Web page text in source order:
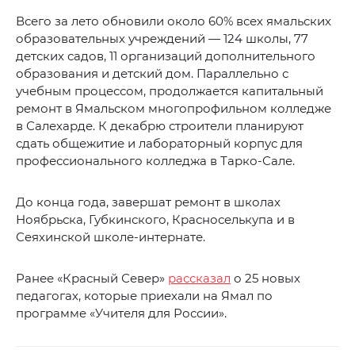
Всего за лето обновили около 60% всех ямальских
образовательных учреждений — 124 школы, 77
детских садов, 11 организаций дополнительного
образования и детский дом. Параллельно с
учебным процессом, продолжается капитальный
ремонт в Ямальском многопрофильном колледже
в Салехарде. К декабрю строители планируют
сдать общежитие и лабораторный корпус для
профессионального колледжа в Тарко-Сале.
До конца года, завершат ремонт в школах
Ноябрьска, Губкинского, Красноселькупа и в
Сеяхинской школе-интернате.
Ранее «Красный Север» рассказал о 25 новых
педагогах, которые приехали на Ямал по
программе «Учителя для России».